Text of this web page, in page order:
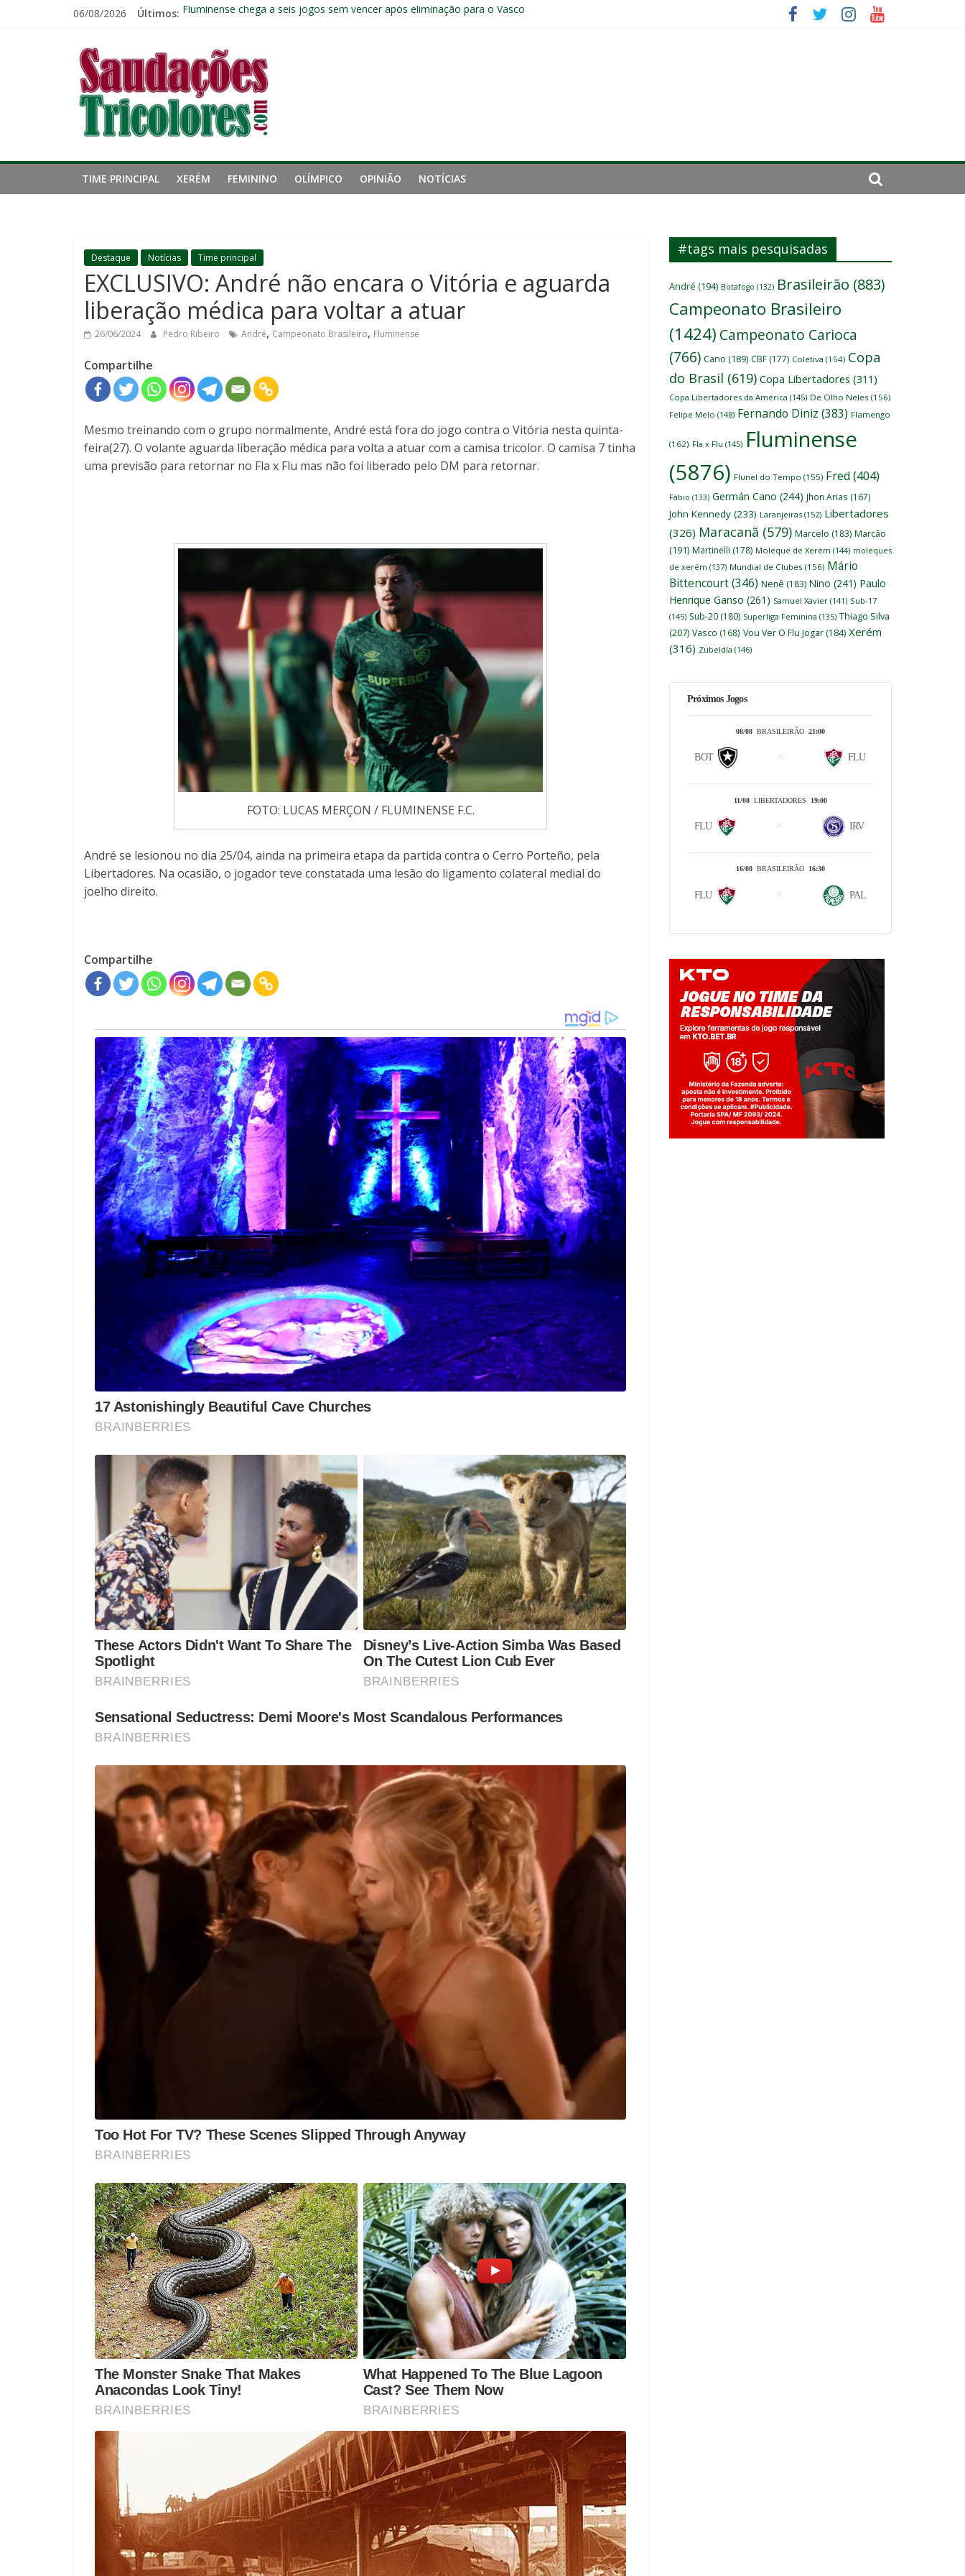
06/08/2026 Últimos: Fluminense chega a seis jogos sem vencer após eliminação para o Vasco
Eliminação para o Vasco amplia jejum do Fluminense para seis jogos, a pior sequência desde a crise de 2024
Reféns da própria inércia: A manutenção de Zubeldía e o risco de jogar o ano do Flu no lixo
Saudações
Tricolores
TIME PRINCIPAL XERÉM FEMININO OLÍMPICO OPINIÃO NOTÍCIAS
Destaque Notícias Time principal
EXCLUSIVO: André não encara o Vitória e aguarda
liberação médica para voltar a atuar
26/06/2024 Pedro Ribeiro André, Campeonato Brasileiro, Fluminense
Compartilhe
Mesmo treinando com o grupo normalmente, André está fora do jogo contra o Vitória nesta quinta-
feira(27). O volante aguarda liberação médica para volta a atuar com a camisa tricolor. O camisa 7 tinha
uma previsão para retornar no Fla x Flu mas não foi liberado pelo DM para retornar.
FOTO: LUCAS MERÇON / FLUMINENSE F.C.
André se lesionou no dia 25/04, ainda na primeira etapa da partida contra o Cerro Porteño, pela
Libertadores. Na ocasião, o jogador teve constatada uma lesão do ligamento colateral medial do
joelho direito.
Compartilhe
#tags mais pesquisadas
André (194) Botafogo (132) Brasileirão (883)
Campeonato Brasileiro
(1424) Campeonato Carioca
(766) Cano (189) CBF (177) Coletiva (154) Copa
do Brasil (619) Copa Libertadores (311)
Copa Libertadores da América (145) De Olho Neles (156)
Felipe Melo (148) Fernando Diniz (383) Flamengo
(162) Fla x Flu (145) Fluminense
(5876) Flunel do Tempo (155) Fred (404)
Fábio (133) Germán Cano (244) Jhon Arias (167)
John Kennedy (233) Laranjeiras (152) Libertadores
(326) Maracanã (579) Marcelo (183) Marcão
(191) Martinelli (178) Moleque de Xerém (144) moleques
de xerém (137) Mundial de Clubes (156) Mário
Bittencourt(346) Nenê (183) Nino (241) Paulo
Henrique Ganso (261) Samuel Xavier (141) Sub-17
(145) Sub-20 (180) Superliga Feminina (135) Thiago Silva
(207) Vasco (168) Vou Ver O Flu Jogar (184) Xerém
(316) Zubeldía (146)
Próximos Jogos
08/08 BRASILEIRÃO 21:00
BOT FLU
11/08 LIBERTADORES 19:00
FLU IRV
16/08 BRASILEIRÃO 16:30
FLU PAL
Jogue com responsabilidade. 18+